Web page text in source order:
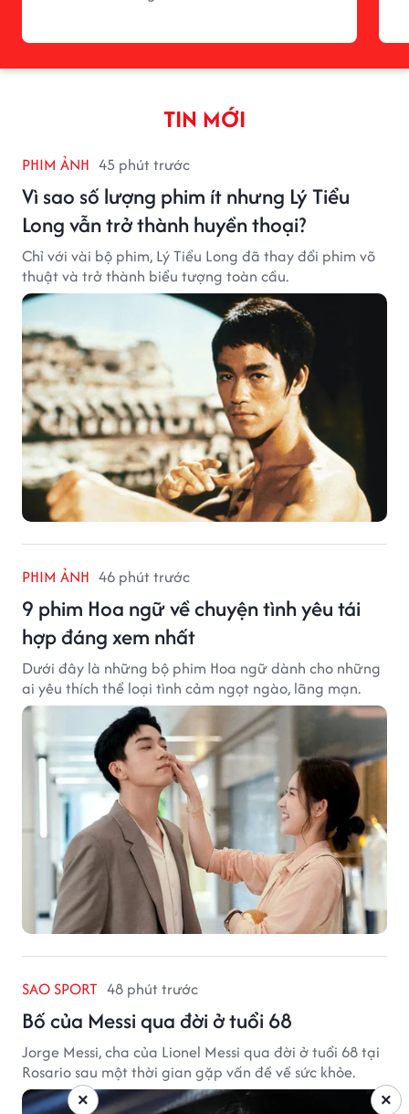
TIN MỚI
PHIM ẢNH 45 phút trước
Vì sao số lượng phim ít nhưng Lý Tiểu
Long vẫn trở thành huyền thoại?
Chỉ với vài bộ phim, Lý Tiểu Long đã thay đổi phim võ
thuật và trở thành biểu tượng toàn cầu.
PHIM ẢNH 46 phút trước
9 phim Hoa ngữ về chuyện tình yêu tái
hợp đáng xem nhất
Dưới đây là những bộ phim Hoa ngữ dành cho những
ai yêu thích thể loại tình cảm ngọt ngào, lãng mạn.
SAO SPORT 48 phút trước
Bố của Messi qua đời ở tuổi 68
Jorge Messi, cha của Lionel Messi qua đời ở tuổi 68 tại
Rosario sau một thời gian gặp vấn đề về sức khỏe.
×
×